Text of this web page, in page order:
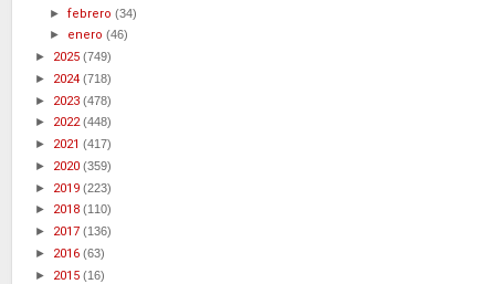
►febrero(34)
► enero(46)
► 2025 (749)
► 2024 (718)
► 2023 (478)
► 2022(448)
► 2021 (417)
► 2020 (359)
► 2019 (223)
► 2018 (110)
► 2017 (136)
► 2016 (63)
► 2015 (16)